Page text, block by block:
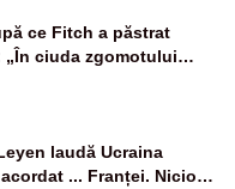
ce Fitch a păstrat
ciuda zgomotului
laudă Ucraina
... Franței. Nicio